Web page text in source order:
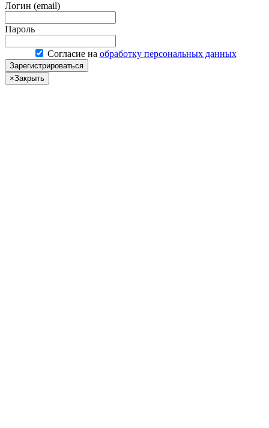
Логин (email)
Пароль
Согласие на обработку персональных данных
Зарегистрироваться
×Закрыть